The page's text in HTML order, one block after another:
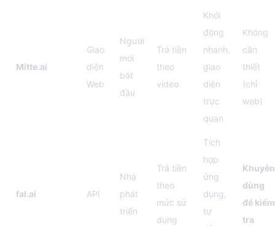
Mitte.ai
Giao
diện
Web
Người
mới
bắt
đầu
Trả tiền
theo
video
Khởi
động
nhanh,
giao
diện
trực
quan
Không
cần
thiết
(chỉ
web)
fal.ai API
Nhà
phát
triển
Trả tiền
theo
mức sử
dụng
Tích
hợp
ứng
dụng,
tự
Khuyên
dùng
để kiểm
tra